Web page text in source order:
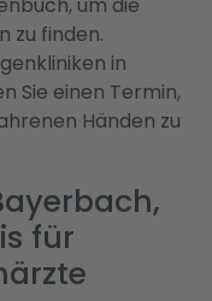
zu finden.
in
Sie einen Termin,
Händen zu
für